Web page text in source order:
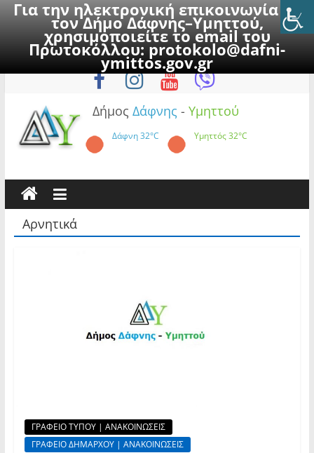
Για την ηλεκτρονική επικοινωνία με
τον Δήμο Δάφνης–Υμηττού,
χρησιμοποιείτε το email του
Πρωτοκόλλου:protokolo@dafni-
ymittos.gov.gr
to
Παρασκευή, 7 Αυγούστου 2026
Δήμος Δάφνης - Υμηττού
Δάφνη32°C Υμηττός32°C
Αρνητικά
ΓΡΑΦΕΙΟ ΤΥΠΟΥ | ΑΝΑΚΟΙΝΩΣΕΙΣ
ΓΡΑΦΕΙΟ ΔΗΜΑΡΧΟΥ | ΑΝΑΚΟΙΝΩΣΕΙΣ